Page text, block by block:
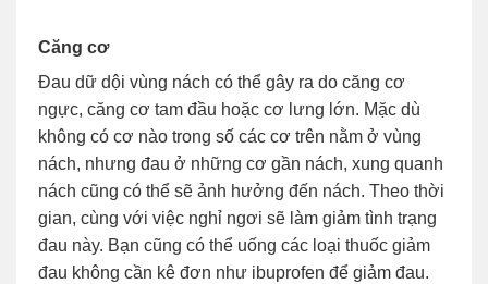
Căng cơ
Đau dữ dội vùng nách có thể gây ra do căng cơ
ngực, căng cơ tam đầu hoặc cơ lưng lớn. Mặc dù
không có cơ nào trong số các cơ trên nằm ở vùng
nách, nhưng đau ở những cơ gần nách, xung quanh
nách cũng có thể sẽ ảnh hưởng đến nách. Theo thời
gian, cùng với việc nghỉ ngơi sẽ làm giảm tình trạng
đau này. Bạn cũng có thể uống các loại thuốc giảm
đau không cần kê đơn như ibuprofen để giảm đau.